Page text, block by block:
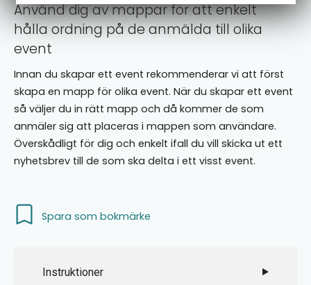
Använd dig av mappar för att enkelt
hålla ordning på de anmälda till olika
event
Innan du skapar ett event rekommenderar vi att först
skapa en mapp för olika event. När du skapar ett event
så väljer du in rätt mapp och då kommer de som
anmäler sig att placeras i mappen som användare.
Överskådligt för dig och enkelt ifall du vill skicka ut ett
nyhetsbrev till de som ska delta i ett visst event.
Spara som bokmärke
Instruktioner